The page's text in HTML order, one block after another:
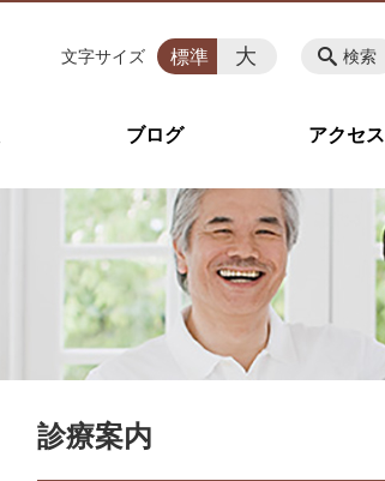
ブログ アクセス
検索
文字サイズ 標準 大
診療案内